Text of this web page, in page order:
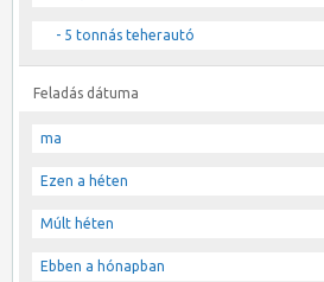
- 5 tonnás teherautó
Feladás dátuma
ma
Ezen a héten
Múlt héten
Ebben a hónapban